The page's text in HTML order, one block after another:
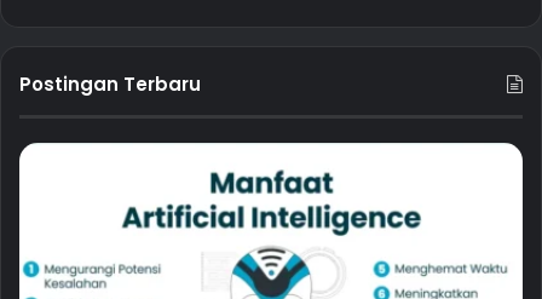
Postingan Terbaru